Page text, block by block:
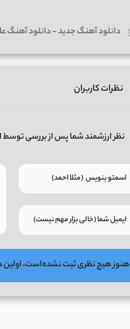
دانلود آهنگ جدید-دانلود آهنگ
نظرات کاربران
نظر ارزشمند شما پس از بررسی
هنوز هیچ نظری ثبت نشده‌است، اولین